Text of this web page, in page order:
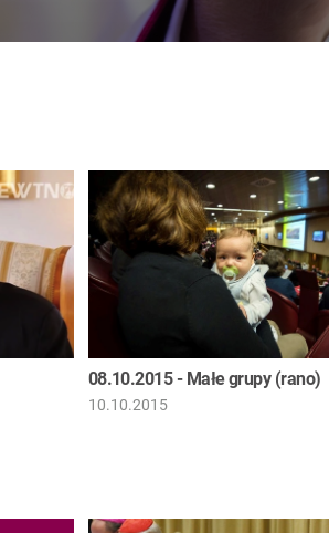
10.10.2015
08.10.2015 - Małe grupy (rano)